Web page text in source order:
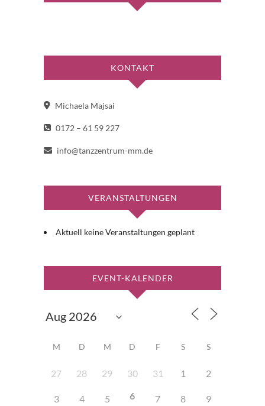
KONTAKT
Michaela Majsai
0172 – 61 59 227
info@tanzzentrum-mm.de
VERANSTALTUNGEN
Aktuell keine Veranstaltungen geplant
EVENT-KALENDER
M D M D F S S
27 28 29 30 31 1 2
3 4 5 6 7 8 9